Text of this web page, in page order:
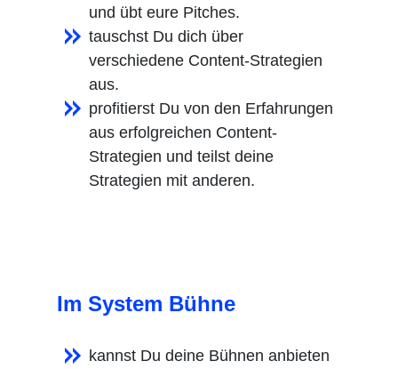
und übt eure Pitches.
tauschst Du dich über
verschiedene Content-Strategien
aus.
profitierst Du von den Erfahrungen
aus erfolgreichen Content-
Strategien und teilst deine
Strategien mit anderen.
Im System Bühne
kannst Du deine Bühnen anbieten